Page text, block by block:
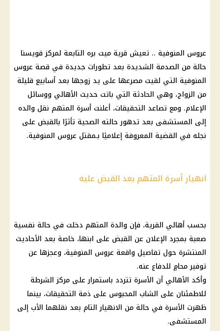
عروس المنوفية .. تعيش قرية ميت بره التابعة لمركز قويسنا
حالة من الصدمة الشديدة بعد تطورات جديدة في قصة عروس
المنوفية التي لقيت مصرعها على يد زوجها بعد أسابيع قليلة
من الزواج، وهي الحادثة التي باتت حديث الأهالي ووسائل
الإعلام. ومع تصاعد التحقيقات، أعلنت أسرة المتهم نقل والده
إلى المستشفى بعد تدهور حالته الصحية تأثرًا بالقبض على
نجله في القضية المعروفة إعلاميًا بـمقتل عروس المنوفية.
انهيار أسرة المتهم بعد القبض عليه
بحسب أهالي القرية، فإن والدة المتهم دخلت في حالة نفسية
صعبة بمجرد الإعلان عن القبض على ابنها، خاصة بعد الأحاديث
المنتشرة حول تفاصيل واقعة عروس المنوفية، وعجزها عن
توفير محامٍ للدفاع عنه.
وأكد الأهالي أن الأسرة تتردد باستمرار على مركز الشرطة
للاطمئنان على الشاب المحبوس على ذمة التحقيقات، بينما
ظهرت الأسرة في حالة من الانهيار التام بعد نقلهما الأب إلى
المستشفى.